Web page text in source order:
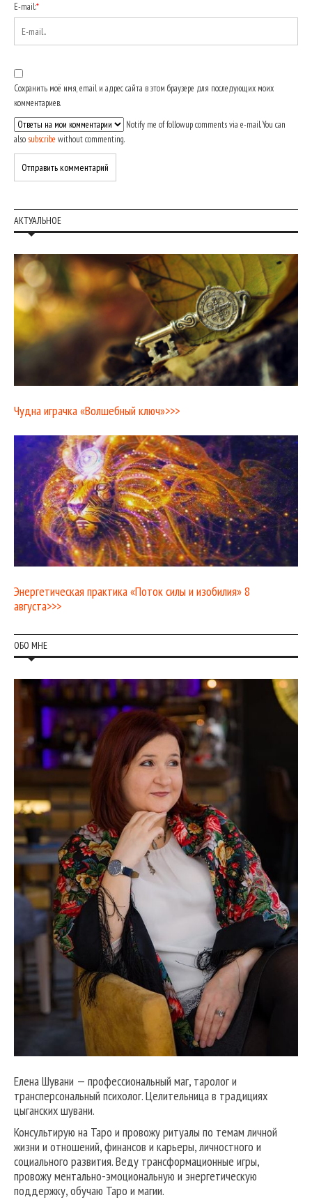
E-mail:*
Сохранить моё имя, email и адрес сайта в этом браузере для последующих моих
комментариев.
Notify me of followup comments via e-mail. You can
also subscribe without commenting.
АКТУАЛЬНОЕ
Чудна играчка «Волшебный ключ»>>>
Энергетическая практика «Поток силы и изобилия» 8
августа>>>
ОБО МНЕ
Елена Шувани — профессиональный маг, таролог и
трансперсональный психолог. Целительница в традициях
цыганских шувани.
Консультирую на Таро и провожу ритуалы по темам личной
жизни и отношений, финансов и карьеры, личностного и
социального развития. Веду трансформационные игры,
провожу ментально-эмоциональную и энергетическую
поддержку, обучаю Таро и магии.